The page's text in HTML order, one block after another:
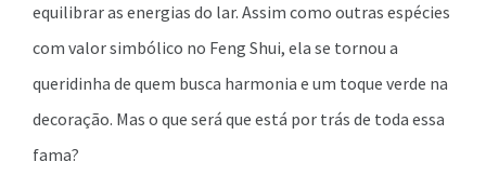
equilibrar as energias do lar. Assim como outras espécies
com valor simbólico no Feng Shui, ela se tornou a
queridinha de quem busca harmonia e um toque verde na
decoração. Mas o que será que está por trás de toda essa
fama?